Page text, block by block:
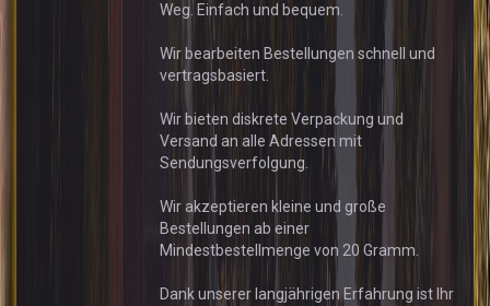
Weg. Einfach und bequem.
Wir bearbeiten Bestellungen schnell und
vertragsbasiert.
Wir bieten diskrete Verpackung und
Versand an alle Adressen mit
Sendungsverfolgung.
Wir akzeptieren kleine und große
Bestellungen ab einer
Mindestbestellmenge von 20 Gramm.
Dank unserer langjährigen Erfahrung ist Ihr